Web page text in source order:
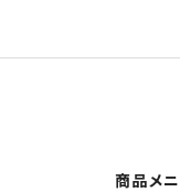
商品メ